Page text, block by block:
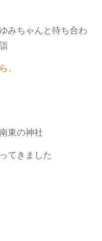
みちゃんと待ち合わ
、
東の神社
てきました